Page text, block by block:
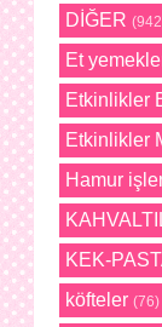
DİĞER
Et
Etkinlikler
Etkinlikler
Hamur
KEK-
köfteler (76)